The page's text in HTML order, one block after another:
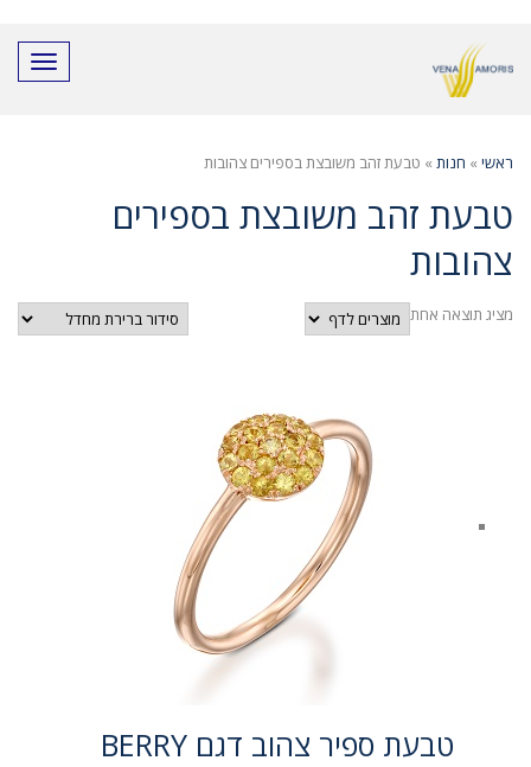
אינטרנט,
תוכן
תפריט
ראשי » חנות » טבעת זהב משובצת בספירים צהובות
טבעת זהב משובצת בספירים
צהובות
מציג תוצאה אחת
טבעת ספיר צהוב דגם BERRY